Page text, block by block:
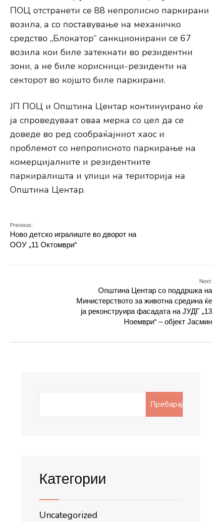
ПОЦ отстранети се 88 непрописно паркирани
возила, а со поставување на механичко
средство „Блокатор“ санкционирани се 67
возила кои биле затекнати во резидентни
зони, а не биле корисници-резиденти на
секторот во којшто биле паркирани.
ЈП ПОЦ и Општина Центар континуирано ќе
ја спроведуваат оваа мерка со цел да се
доведе во ред сообраќајниот хаос и
проблемот со непрописното паркирање на
комерцијалните и резидентните
паркиралишта и улици на територија на
Општина Центар.
Previous:
Ново детско игралиште во дворот на
ООУ „11 Октомври“
Next:
Општина Центар со поддршка на
Министерството за животна средина ќе
ја реконструира фасадата на ЈУДГ „13
Ноември“ – објект Јасмин
Пребарај
Категории
Uncategorized